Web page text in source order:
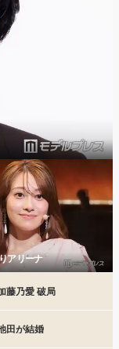
アリーナ
藤乃愛 破局
田が結婚